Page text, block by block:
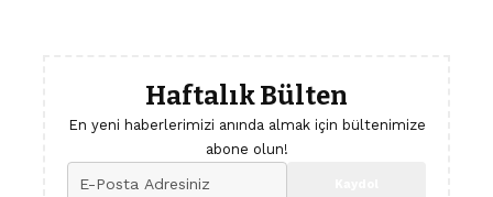
Haftalık Bülten
En yeni haberlerimizi anında almak için bültenimize
abone olun!